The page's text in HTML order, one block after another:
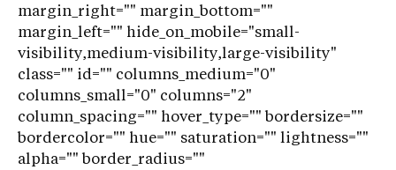
margin_right="" margin_bottom=""
margin_left="" hide_on_mobile="small-
visibility,medium-visibility,large-visibility"
class="" id="" columns_medium="0"
columns_small="0" columns="2"
column_spacing="" hover_type="" bordersize=""
bordercolor="" hue="" saturation="" lightness=""
alpha="" border_radius=""